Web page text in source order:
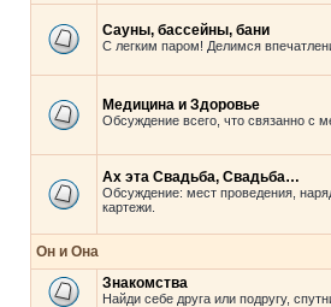
Сауны, бассейны, бани
С легким паром! Делимся
Медицина и Здоровье
Обсуждение всего, что связанно с
Ах эта Свадьба, Свадьба…
Обсуждение: мест проведения,
картежи.
Он и Она
Знакомства
Найди себе друга или подругу,